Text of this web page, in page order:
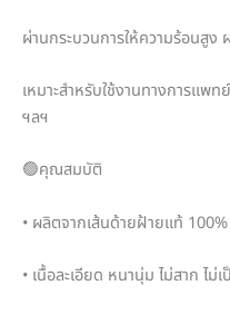
ผ่านกระบวนการให้ความร้อนสูง
เหมาะสำหรับใช้งานทางการแพ
ฯลฯ
🟢คุณสมบัติ
• ผลิตจากเส้นด้ายฝ้ายแท้ 100%
• เนื้อละเอียด หนานุ่ม ไม่สาก ไม่